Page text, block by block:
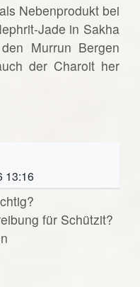
Nebenprodukt bei
Jade in Sakha
Murrun Bergen
der Charoit her
13:16
für Schützit?